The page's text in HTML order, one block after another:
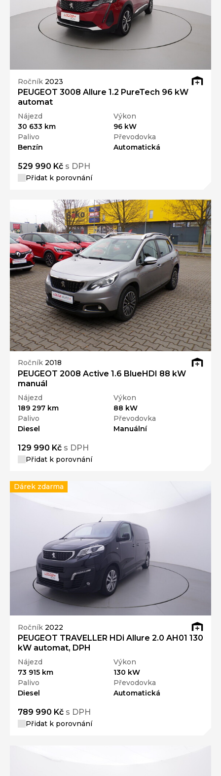
Ročník 2023
PEUGEOT 3008 Allure 1.2 PureTech 96 kW
automat
Nájezd
30 633 km
Výkon
96 kW
Palivo
Benzín
Převodovka
Automatická
529 990 Kč s DPH
Přidat k porovnání
Ročník 2018
PEUGEOT 2008 Active 1.6 BlueHDI 88 kW
manuál
Nájezd
189 297 km
Výkon
88 kW
Palivo
Diesel
Převodovka
Manuální
129 990 Kč s DPH
Přidat k porovnání
Ročník 2022
PEUGEOT TRAVELLER HDi Allure 2.0 AH01 130
kW automat, DPH
Nájezd
73 915 km
Výkon
130 kW
Palivo
Diesel
Převodovka
Automatická
789 990 Kč s DPH
Přidat k porovnání
Dárek zdarma